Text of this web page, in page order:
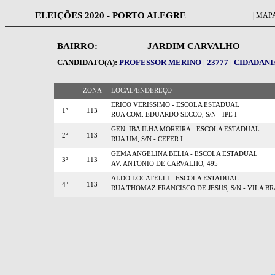
ELEIÇÕES 2020 - PORTO ALEGRE |
BAIRRO: JARDIM CARVALHO
CANDIDATO(A): PROFESSOR MERINO | 23777 |
ZONA LOCAL/ENDEREÇO
1º 113
ERICO VERISSIMO - ESCOLA ESTADUAL
RUA COM. EDUARDO SECCO, S/N - IPE I
2º 113
GEN. IBA ILHA MOREIRA - ESCOLA ESTADUAL
RUA UM, S/N - CEFER I
3º 113
GEMA ANGELINA BELIA - ESCOLA ESTADUAL
AV. ANTONIO DE CARVALHO, 495
4º 113
ALDO LOCATELLI - ESCOLA ESTADUAL
RUA THOMAZ FRANCISCO DE JESUS, S/N - VILA